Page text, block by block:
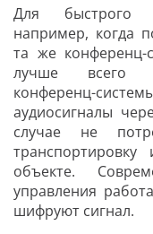
Для быстрого
например, когда
та же конференц-
лучше всего
конференц-
аудиосигналы
случае не
объекте.
управления
шифруют сигнал.